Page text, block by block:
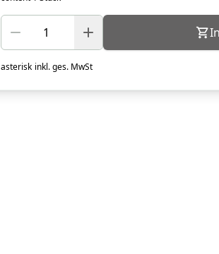
asterisk inkl. ges. MwSt